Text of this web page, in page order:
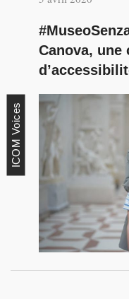
Canova, une
ICOM Voices